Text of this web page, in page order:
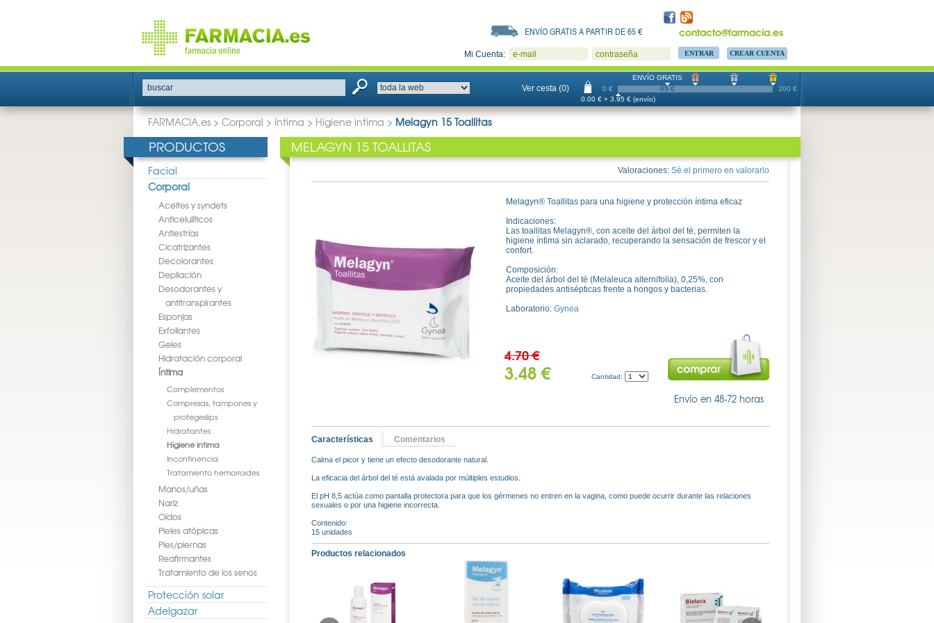
contacto@farmacia.es
ENVÍO GRATIS A PARTIR DE 65 €
Mi Cuenta: e-mail contraseña CREAR CUENTA
buscar Ver cesta (0) 0 € 200 €
ENVÍO GRATIS
65 €
0.00 € + 3.95 € (envío)
FARMACIA.es > Corporal > íntima > Higiene intima > Melagyn 15 Toallitas
PRODUCTOS
Facial
Corporal
Aceites y syndets
Anticelulíticos
Antiestrías
Cicatrizantes
Decolorantes
Depilación
Desodorantes y
antitranspirantes
Esponjas
Exfoliantes
Geles
Hidratación corporal
Íntima
Complementos
Compresas, tampones y
protegeslips
Hidratantes
Higiene intima
Incontinencia
Tratamiento hemorroides
Manos/uñas
Nariz
Oídos
Pieles atópicas
Pies/piernas
Reafirmantes
Tratamiento de los senos
Protección solar
Adelgazar
MELAGYN 15 TOALLITAS
Valoraciones: Sé el primero en valorarlo
Melagyn® Toallitas para una higiene y protección íntima eficaz
Indicaciones:
Las toallitas Melagyn®, con aceite del árbol del té, permiten la
higiene íntima sin aclarado, recuperando la sensación de frescor y el
confort.
Composición:
Aceite del árbol del té (Melaleuca alternifolia), 0,25%, con
propiedades antisépticas frente a hongos y bacterias.
Laboratorio: Gynea
4.70 €
3.48 € Cantidad:
Envío en 48-72 horas
Características Comentarios
Calma el picor y tiene un efecto desodorante natural.
La eficacia del árbol del té está avalada por múltiples estudios.
El pH 8,5 actúa como pantalla protectora para que los gérmenes no entren en la vagina, como puede ocurrir durante las relaciones
sexuales o por una higiene incorrecta.
Contenido:
15 unidades
Productos relacionados